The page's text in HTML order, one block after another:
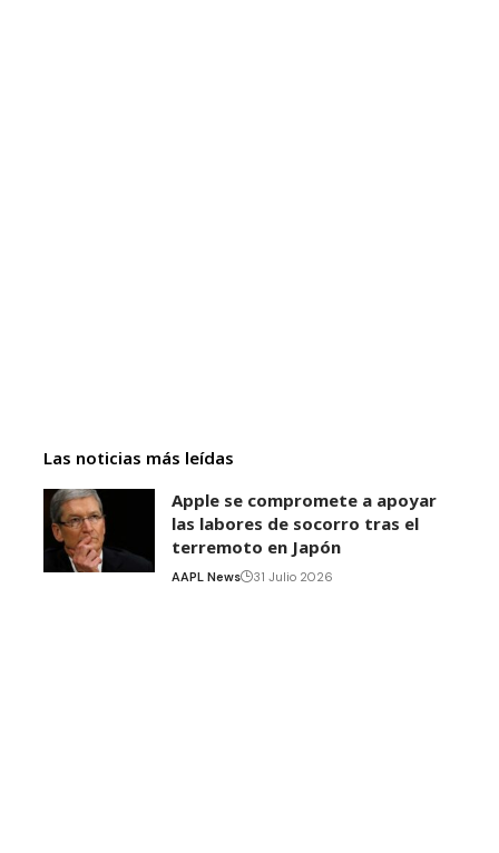
Las noticias más leídas
Apple se compromete a apoyar
las labores de socorro tras el
terremoto en Japón
AAPL News 31 Julio 2026